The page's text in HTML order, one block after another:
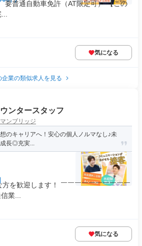
要普通自動車免許（AT限定可） 【この
気になる
企業の類似求人を見る
ンタースタッフ
ンブリッジ
のキャリアへ！安心の個人ノルマなし♪未
長◎充実...
を歓迎します！ ￣￣￣￣￣￣￣￣￣￣
業...
気になる